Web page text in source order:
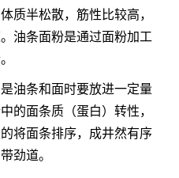
质半松散，筋性比较高，
油条面粉是通过面粉加工
油条和面时要放进一定量
的面条质（蛋白）转性，
将面条排序，成井然有序
劲道。